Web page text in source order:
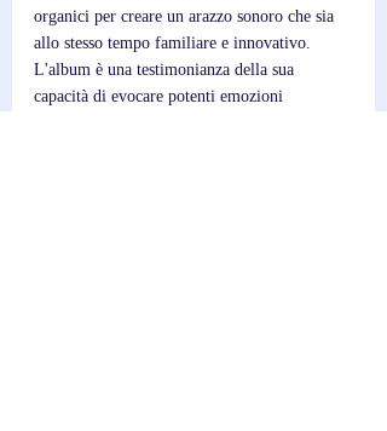
organici per creare un arazzo sonoro che sia
allo stesso tempo familiare e innovativo.
L'album è una testimonianza della sua
capacità di evocare potenti emozioni